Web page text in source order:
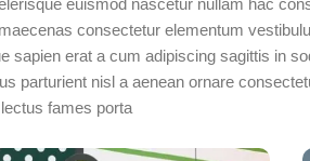
euismod nascetur nullam hac
consectetur elementum
sapien erat a cum adipiscing sagittis in
parturient nisl a aenean ornare
fames porta.